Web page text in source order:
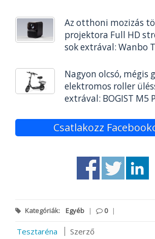
Az otthoni mozizás
projektora Full HD
sok extrával: Wanbo
Nagyon olcsó, mégis
elektromos roller
extrával: BOGIST M5
Csatlakozz
Kategóriák: Egyéb | 0 |
Tesztaréna
Szerző